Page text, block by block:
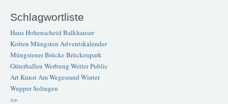
Schlagwortliste
Haus Hohenscheid Balkhauser
Kotten Müngsten Adventskalender
Müngstener BrückeBrückenpark
Güterhallen Werbung WetterPublic
ArtKunstAm Wegesrand Winter
WupperSolingen
>>